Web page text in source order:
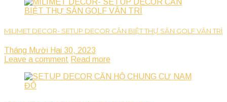
MILIMET DECOR- SETUP DECOR CĂN BIỆT THỰ SÂN GOLF VÂN TRÌ
Tháng Mười Hai 30, 2023
Leave a comment Read more